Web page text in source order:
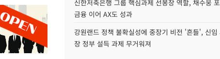
신한저축은행 그룹 핵심과제 선봉장 역할, 채수웅
금융 이어 AX도 성과
강원랜드 정책 불확실성에 중장기 비전 '흔들', 신임
장 정부 설득 과제 무거워져